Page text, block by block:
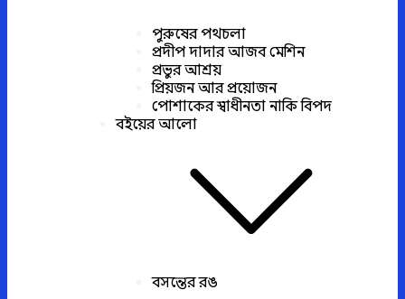
পুরুষের পথচলা
প্রদীপ দাদার আজব মেশিন
প্রভুর আশ্রয়
প্রিয়জন আর প্রয়োজন
পোশাকের স্বাধীনতা নাকি বিপদ
বইয়ের আলো
বসন্তের রঙ